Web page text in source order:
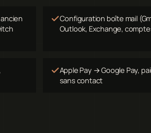
Configuration boîte mail
Outlook, Exchange,
Apple Pay → Google Pay,
sans contact